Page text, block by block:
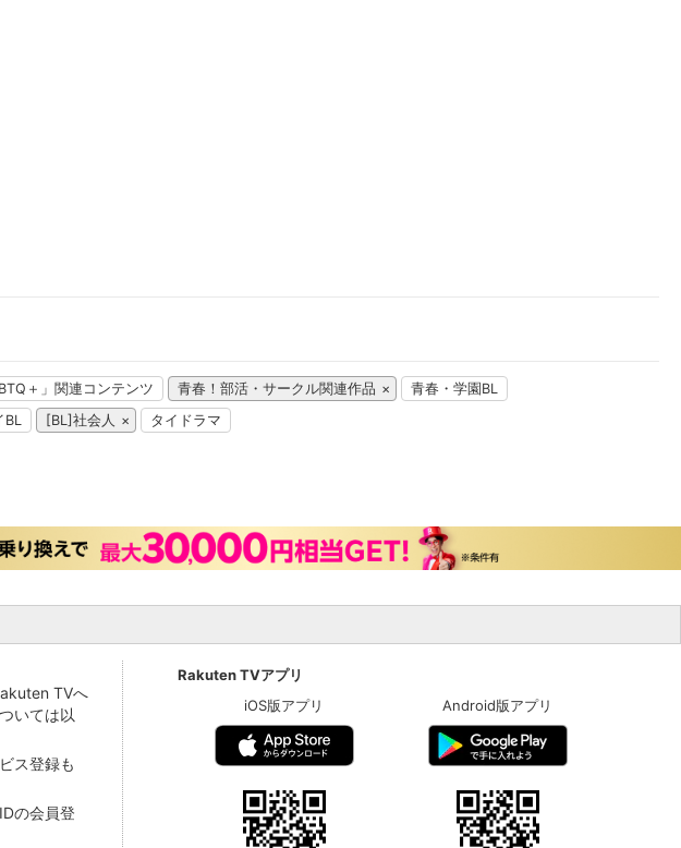
＋」関連コンテンツ 青春！部活・サークル関連作品
青春・学園BL
[BL]社会人 タイドラマ
TVへ
いては以
ス登録も
の会員登
Rakuten TVアプリ
iOS版アプリ
Android版アプリ